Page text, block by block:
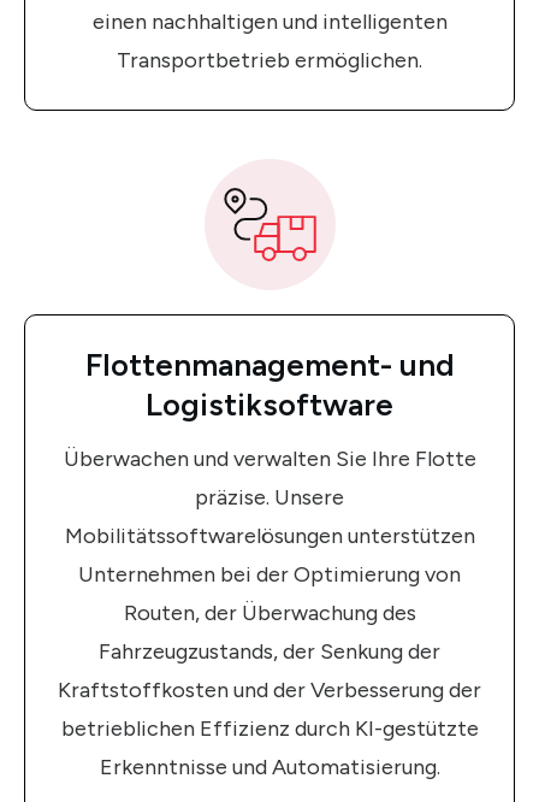
einen nachhaltigen und intelligenten
Transportbetrieb ermöglichen.
Flottenmanagement- und
Logistiksoftware
Überwachen und verwalten Sie Ihre Flotte
präzise. Unsere
Mobilitätssoftwarelösungen unterstützen
Unternehmen bei der Optimierung von
Routen, der Überwachung des
Fahrzeugzustands, der Senkung der
Kraftstoffkosten und der Verbesserung der
betrieblichen Effizienz durch KI-gestützte
Erkenntnisse und Automatisierung.